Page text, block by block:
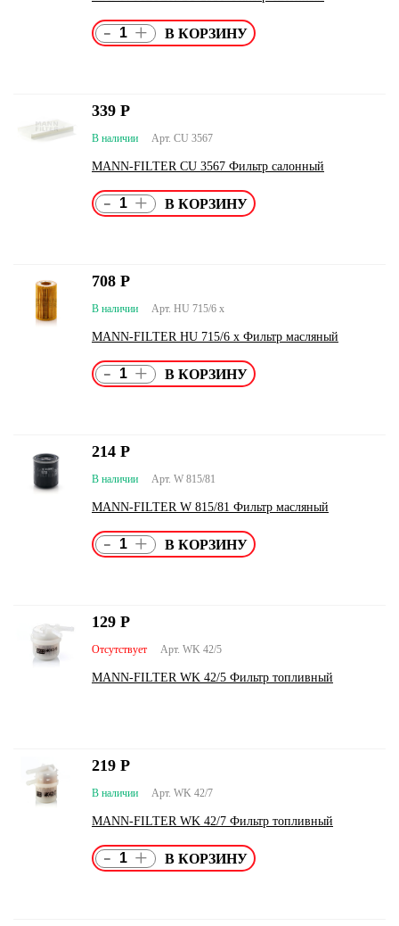
- +
Арт. CU 3567
В наличии
MANN-FILTER CU 3567 Фильтр салонный
339 Р
- +
Арт. HU 715/6 x
В наличии
MANN-FILTER HU 715/6 x Фильтр масляный
708 Р
- +
Арт. W 815/81
В наличии
MANN-FILTER W 815/81 Фильтр масляный
214 Р
- +
Арт. WK 42/5
Отсутствует
MANN-FILTER WK 42/5 Фильтр топливный
129 Р
Арт. WK 42/7
В наличии
MANN-FILTER WK 42/7 Фильтр топливный
219 Р
- +